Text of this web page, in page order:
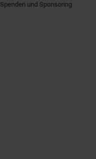
Spenden und Sponsoring